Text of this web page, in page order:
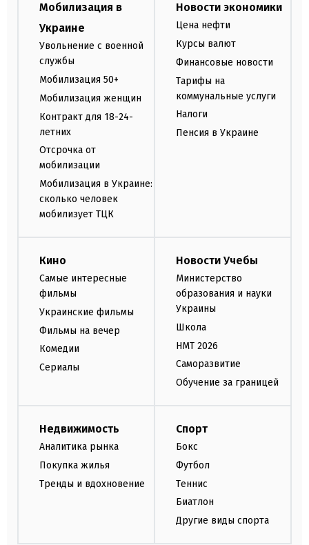
Мобилизация в
Украине
Увольнение с военной
службы
Мобилизация 50+
Мобилизация женщин
Контракт для 18-24-
летних
Отсрочка от
мобилизации
Мобилизация в Украине:
сколько человек
мобилизует ТЦК
Новости экономики
Цена нефти
Курсы валют
Финансовые новости
Тарифы на
коммунальные услуги
Налоги
Пенсия в Украине
Кино
Самые интересные
фильмы
Украинские фильмы
Фильмы на вечер
Комедии
Сериалы
Новости Учебы
Министерство
образования и науки
Украины
Школа
НМТ 2026
Саморазвитие
Обучение за границей
Недвижимость
Аналитика рынка
Покупка жилья
Тренды и вдохновение
Спорт
Бокс
Футбол
Теннис
Биатлон
Другие виды спорта